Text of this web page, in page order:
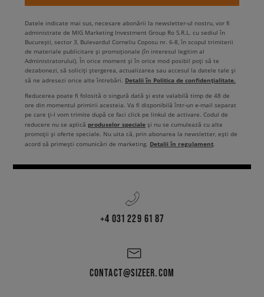
Datele indicate mai sus, necesare abonării la newsletter-ul nostru, vor fi
administrate de MIG Marketing Investment Group Ro S.R.L. cu sediul în
București, sector 3, Bulevardul Corneliu Coposu nr. 6-8, în scopul trimiterii
de materiale publicitare și promoționale (în interesul legitim al
Administratorului). În orice moment și în orice mod posibil poți să te
dezabonezi, să soliciți ștergerea, actualizarea sau accesul la datele tale și
să ne adresezi orice alte întrebări. Detalii în Politica de confidențialitate.
Reducerea poate fi folosită o singură dată și este valabilă timp de 48 de
ore din momentul primirii acesteia. Va fi disponibilă într-un e-mail separat
pe care ți-l vom trimite după ce faci click pe linkul de activare. Codul de
reducere nu se aplică produselor speciale și nu se cumulează cu alte
promoții și oferte speciale. Nu uita că, prin abonarea la newsletter, ești de
acord să primești comunicări de marketing. Detalii în regulament.
+4 031 229 61 87
CONTACT@SIZEER.COM